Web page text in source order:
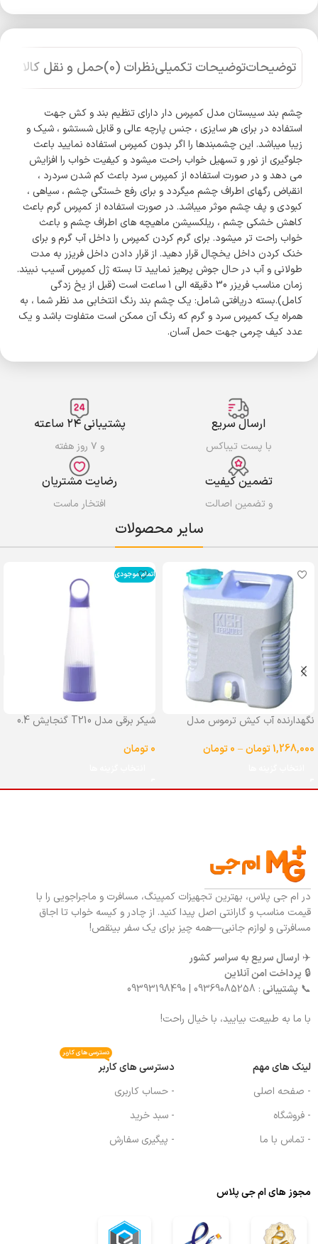
توضیحاتتوضیحات تکمیلینظرات (0) حمل و نقل کالا
چشم بند سیبستان مدل کمپرس دار دارای تنظیم بند و کش جهت
استفاده در برای هر سایزی ، جنس پارچه عالی و قابل شستشو ، شیک و
زیبا میباشد. این چشمبندها را اگر بدون کمپرس استفاده نمایید باعث
جلوگیری از نور و تسهیل خواب راحت میشود و کیفیت خواب را افزایش
می دهد و در صورت استفاده از کمپرس سرد باعث کم شدن سردرد ،
انقباض رگهای اطراف چشم میگردد و برای رفع خستگی چشم ، سیاهی ،
کبودی و پف چشم موثر میباشد. در صورت استفاده از کمپرس گرم باعث
کاهش خشکی چشم ، ریلکسیشن ماهیچه های اطراف چشم و باعث
خواب راحت تر میشود. برای گرم کردن کمپرس را داخل آب گرم و برای
خنک کردن داخل یخچال قرار دهید. از قرار دادن داخل فریزر به مدت
طولانی و آب در حال جوش پرهیز نمایید تا بسته ژل کمپرس آسیب نبیند.
زمان مناسب فریزر 30 دقیقه الی 1 ساعت است (قبل از یخ زدگی
کامل).بسته دریافتی شامل: یک چشم بند رنگ انتخابی مد نظر شما ، به
همراه یک کمپرس سرد و گرم که رنگ آن ممکن است متفاوت باشد و یک
عدد کیف چرمی جهت حمل آسان.
ارسال سریع
با پست تیباکس
پشتیبانی ۲۴ ساعته
و ۷ روز هفته
تضمین کیفیت
و تضمین اصالت
رضایت مشتریان
افتخار ماست
سایر محصولات
نگهدارنده آب کیش ترموس مدل
1,268,000تومان–
0تومان
اتمام موجودی
شیکر برقی مدل T210 گنجایش 0.4
0تومان
در ام جی پلاس، بهترین تجهیزات کمپینگ، مسافرت و ماجراجویی را با
قیمت مناسب و گارانتی اصل پیدا کنید. از چادر و کیسه خواب تا اجاق
مسافرتی و لوازم جانبی—همه چیز برای یک سفر بینقص!
✈️ ارسال سریع به سراسر کشور
🔒 پرداخت امن آنلاین
📞 پشتیبانی: 09369085258 | 09393198490
با ما به طبیعت بیایید، با خیال راحت!
لینک های مهم
- صفحه اصلی
- فروشگاه
- تماس با ما
دسترسی های کاربر
دسترسی های کاربر
- حساب کاربری
- سبد خرید
- پیگیری سفارش
مجوز های ام جی پلاس